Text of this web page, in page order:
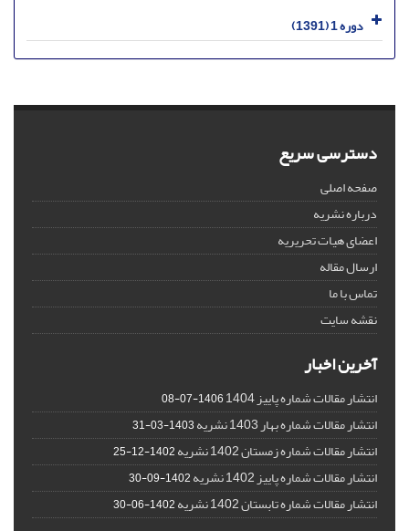
دوره 1 (1391)
دسترسی سریع
صفحه اصلی
درباره نشریه
اعضای هیات تحریریه
ارسال مقاله
تماس با ما
نقشه سایت
آخرین اخبار
انتشار مقالات شماره پاییز 1404 1406-07-08
انتشار مقالات شماره بهار 1403 نشریه 1403-03-31
انتشار مقالات شماره زمستان 1402 نشریه 1402-12-25
انتشار مقالات شماره پاییز 1402 نشریه 1402-09-30
انتشار مقالات شماره تابستان 1402 نشریه 1402-06-30